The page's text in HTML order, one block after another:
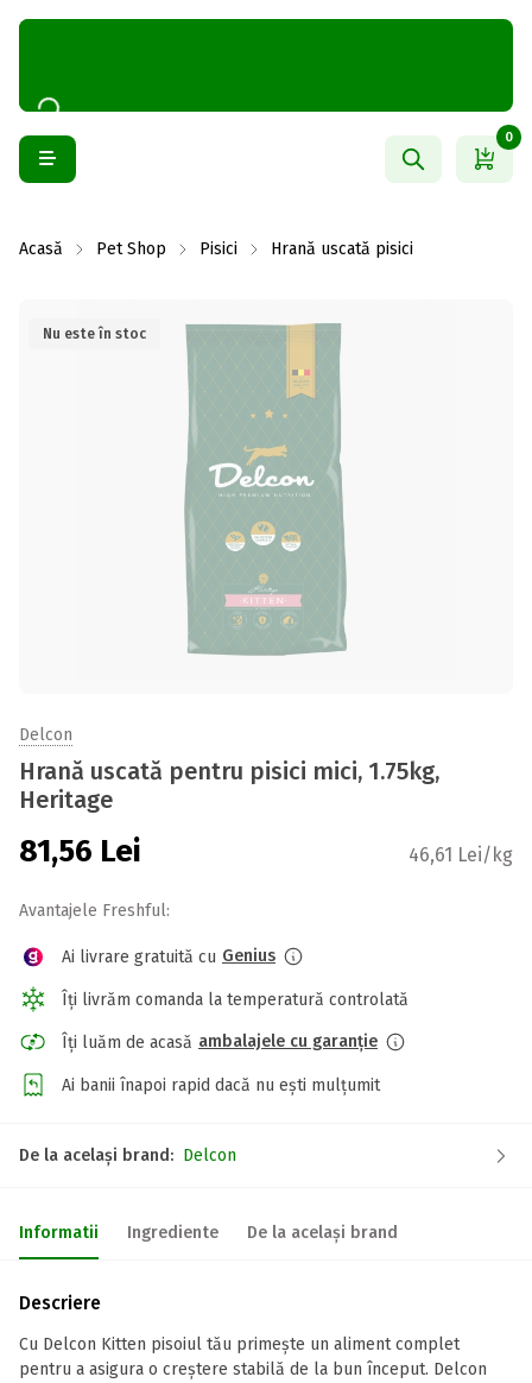
0
Acasă Pet Shop Pisici Hrană uscată pisici
Nu este în stoc
Delcon
Hrană uscată pentru pisici mici, 1.75kg,
Heritage
81,56 Lei 46,61 Lei/kg
Avantajele Freshful:
Ai livrare gratuită cu Genius
Îți livrăm comanda la temperatură controlată
Îți luăm de acasă ambalajele cu garanție
Ai banii înapoi rapid dacă nu ești mulțumit
De la același brand: Delcon
Informatii Ingrediente De la același brand
Descriere
Cu Delcon Kitten pisoiul tău primește un aliment complet
pentru a asigura o creștere stabilă de la bun început. Delcon